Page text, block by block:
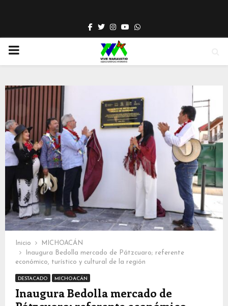
Facebook
TwitterInstagram
YoutubeWhatsapp
PRIMARY
Inicio
MICHOACÁN
Inaugura Bedolla mercado de Pátzcuaro; referente
económico, turístico y cultural de la región
DESTACADO MICHOACÁN
Inaugura Bedolla mercado de